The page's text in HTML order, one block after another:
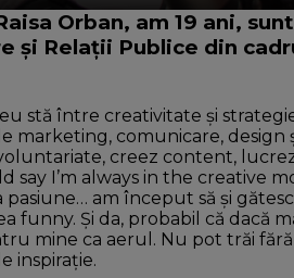
Orban, am 19 ani,
și Relații Publice din
stă între creativitate și
marketing, comunicare, design
creez content,
say I’m always in the creative
pasiune… am început să şi
funny. Și da, probabil că dacă
mine ca aerul. Nu pot trăi
inspirație.